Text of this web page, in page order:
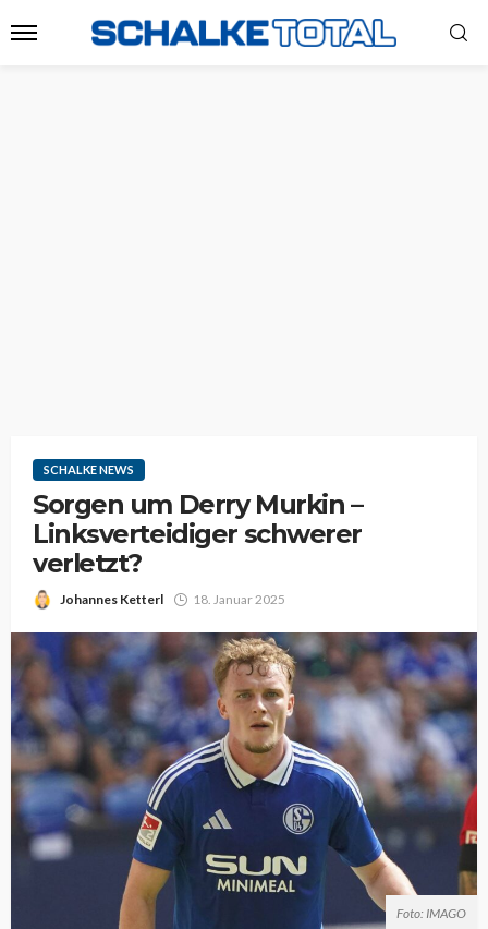
SCHALKE NEWS
Sorgen um Derry Murkin –
Linksverteidiger schwerer
verletzt?
Johannes Ketterl 18. Januar 2025
Foto: IMAGO